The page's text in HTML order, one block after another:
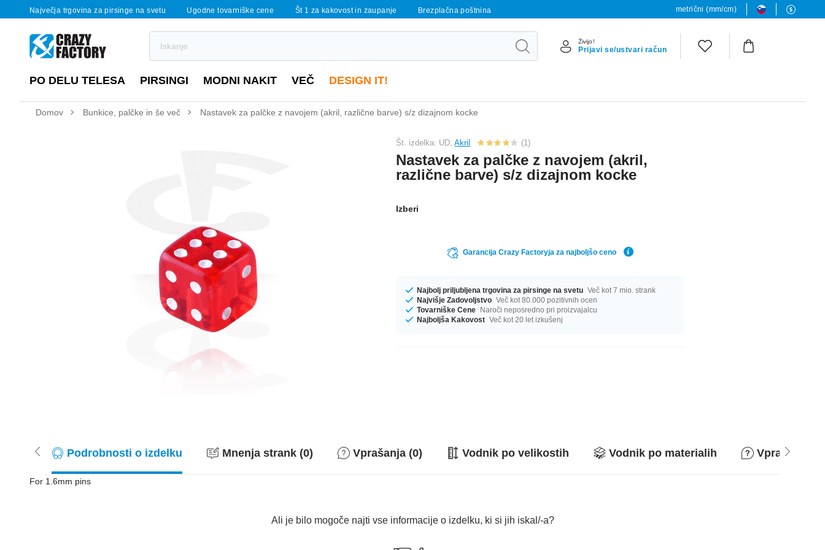
Največja trgovina za pirsinge na svetu Ugodne tovarniške cene Št 1 za kakovost in zaupanje Brezplačna poštnina metrični (mm/cm)
Živijo!
Prijavi se/ustvari račun
PO DELU TELESA PIRSINGI MODNI NAKIT VEČ DESIGN IT!
Domov Bunkice, palčke in še več Nastavek za palčke z navojem (akril, različne barve) s/z dizajnom kocke
Št. izdelka: UD,Akril (1)
Nastavek za palčke z navojem (akril,
različne barve) s/z dizajnom kocke
Izberi
Garancija Crazy Factoryja za najboljšo ceno
Najbolj priljubljena trgovina za pirsinge na svetu Več kot 7 mio. strank
Najvišje Zadovoljstvo Več kot 80.000 pozitivnih ocen
Tovarniške Cene Naroči neposredno pri proizvajalcu
Najboljša Kakovost Več kot 20 let izkušenj
Podrobnosti o izdelku Mnenja strank (0) Vprašanja (0) Vodnik po velikostih Vodnik po materialih Vprašanja
For 1.6mm pins
Ali je bilo mogoče najti vse informacije o izdelku, ki si jih iskal/-a?